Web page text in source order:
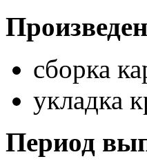
сборка
укладка
Период